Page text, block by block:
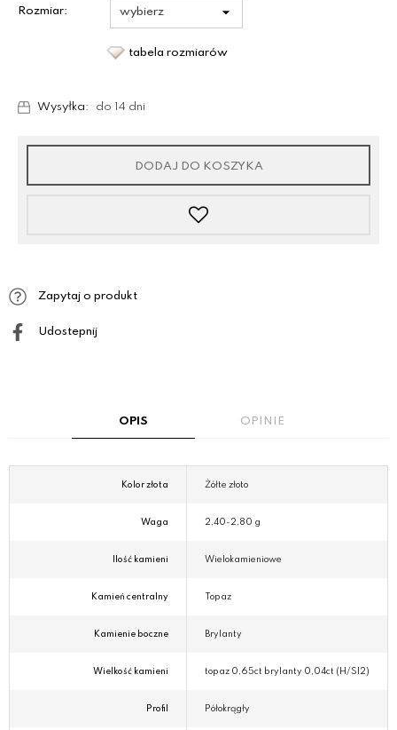
Rozmiar:
tabela rozmiarów
Wysyłka: do 14 dni
DODAJ DO KOSZYKA
Zapytaj o produkt
Udostepnij
OPIS OPINIE
Kolor złota Żółte złoto
Waga 2,40-2,80 g
Ilość kamieni Wielokamieniowe
Kamień centralny Topaz
Kamienie boczne Brylanty
Wielkość kamieni topaz 0,65ct brylanty 0,04ct (H/SI2)
Profil Półokrągły